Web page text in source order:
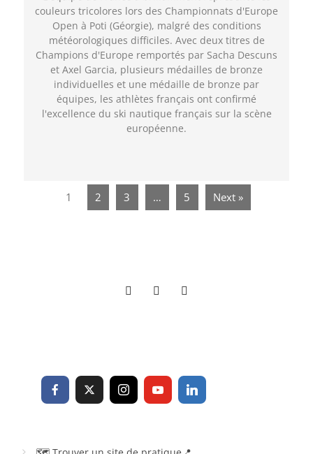
couleurs tricolores lors des Championnats d'Europe
Open à Poti (Géorgie), malgré des conditions
météorologiques difficiles. Avec deux titres de
Champions d'Europe remportés par Sacha Descuns
et Axel Garcia, plusieurs médailles de bronze
individuelles et une médaille de bronze par
équipes, les athlètes français ont confirmé
l'excellence du ski nautique français sur la scène
européenne.
1 2 3 … 5 Next »